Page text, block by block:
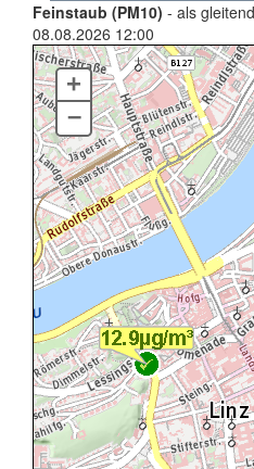
Feinstaub (PM10) - als
08.08.2026 12:00
+
–